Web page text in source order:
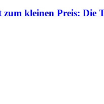
zum kleinen Preis: Die